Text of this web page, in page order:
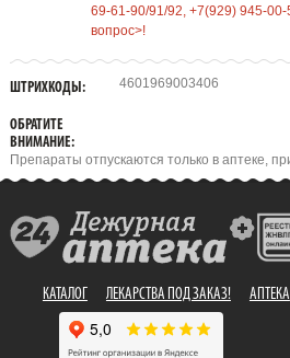
69-61-90/91/92, +7(929) 945-
вопрос>!
ШТРИХКОДЫ: 4601969003406
ОБРАТИТЕ
ВНИМАНИЕ:
Препараты отпускаются только в аптеке,
КАТАЛОГ ЛЕКАРСТВА ПОД ЗАКАЗ! АПТЕКА